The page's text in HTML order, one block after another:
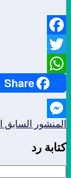
Facebook
Twitter
WhatsApp
Share
Messenger
المنشور السابق
كتابة رد